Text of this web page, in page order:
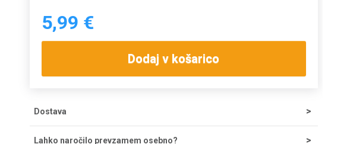
5,99 €
Dodaj v košarico
Dostava
Lahko naročilo prevzamem osebno?